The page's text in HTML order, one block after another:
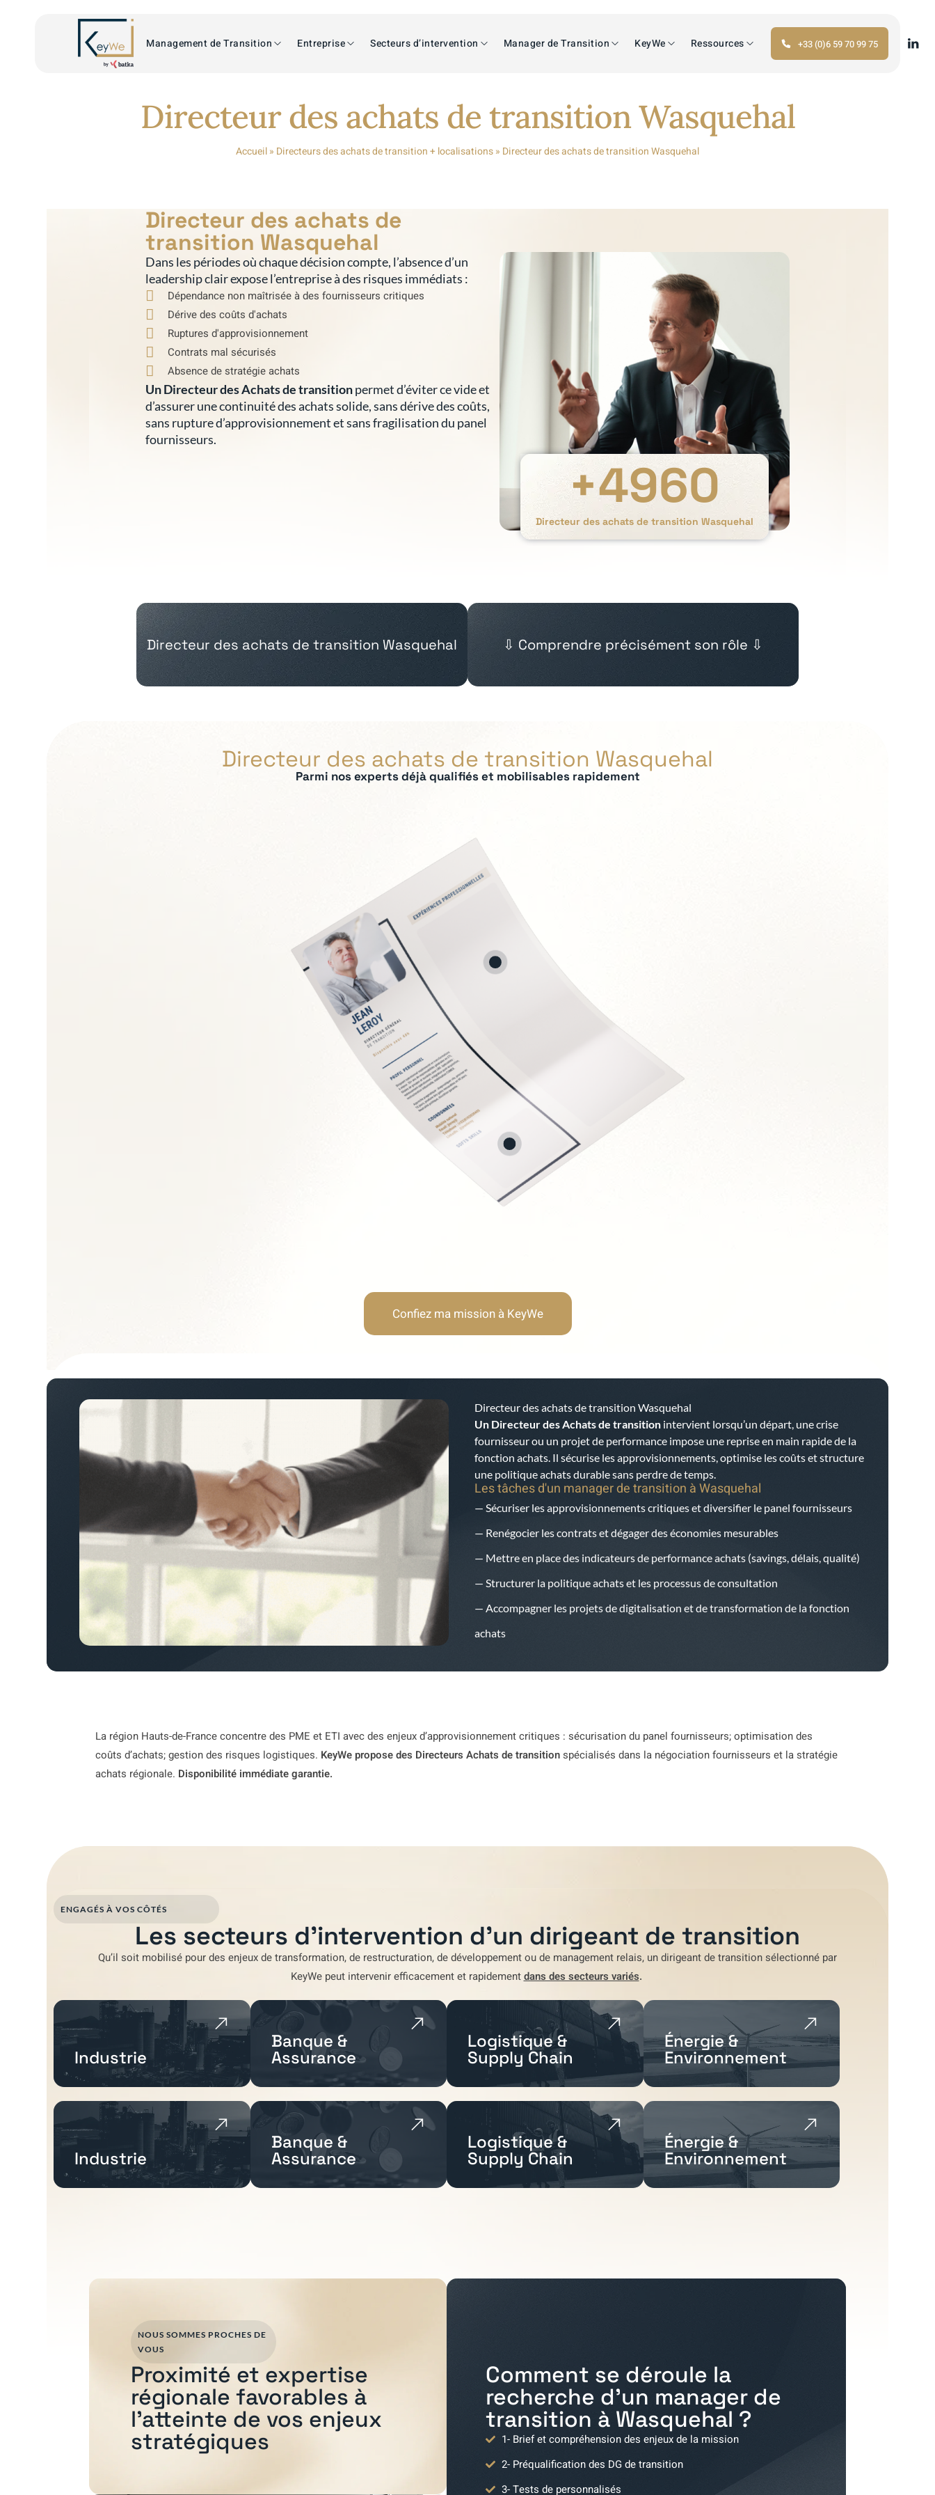
Management de Transition Entreprise Secteurs d’intervention Manager de Transition KeyWe Ressources +33 (0)6 59 70 99 75
Directeur des achats de transition Wasquehal
Accueil» Directeurs des achats de transition + localisations» Directeur des achats de transition Wasquehal
Directeur des achats de
transition Wasquehal
Dans les périodes où chaque décision compte, l’absence d’un
leadership clair expose l’entreprise à des risques immédiats :
Dépendance non maîtrisée à des fournisseurs critiques
Dérive des coûts d'achats
Ruptures d'approvisionnement
Contrats mal sécurisés
Absence de stratégie achats
Un Directeur des Achats de transitionpermet d’éviter ce vide et
d’assurer une continuité des achats solide, sans dérive des coûts,
sans rupture d’approvisionnement et sans fragilisation du panel
fournisseurs.
Directeur des achats de transition Wasquehal
+4960
Directeur des achats de transition Wasquehal ⇩ Comprendre précisément son rôle ⇩
Directeur des achats de transition Wasquehal
Parmi nos experts déjà qualifiés et mobilisables rapidement
Soft Skills recherchées :
Sens de la négociation et assertivité
Rigueur analytique et orientation coûts
Vision stratégique et long terme
Capacité à travailler en transversal
Stratégie achats et panel fournisseurs
Négociation et gestion des contrats
Achats directs et indirects
Gestion des risques fournisseurs
Performance achats et économies
Confiez ma mission à KeyWe
Directeur des achats de transition Wasquehal
Un Directeur des Achats de transition intervient lorsqu’un départ, une crise
fournisseur ou un projet de performance impose une reprise en main rapide de la
fonction achats. Il sécurise les approvisionnements, optimise les coûts et structure
une politique achats durable sans perdre de temps.
Les tâches d'un manager de transition àWasquehal
— Sécuriser les approvisionnements critiques et diversifier le panel fournisseurs
— Renégocier les contrats et dégager des économies mesurables
— Mettre en place des indicateurs de performance achats (savings, délais, qualité)
— Structurer la politique achats et les processus de consultation
— Accompagner les projets de digitalisation et de transformation de la fonction
achats
La région Hauts-de-France concentre des PME et ETI avec des enjeux d’approvisionnement critiques : sécurisation du panel fournisseurs; optimisation des
coûts d’achats; gestion des risques logistiques. KeyWe propose des Directeurs Achats de transition spécialisés dans la négociation fournisseurs et la stratégie
achats régionale. Disponibilité immédiate garantie.
ENGAGÉS À VOS CÔTÉS
Les secteurs d'intervention d'un dirigeant de transition
Qu’il soit mobilisé pourdes enjeux de transformation,de restructuration,de développementou de management relais, un dirigeant de transition sélectionné par
KeyWepeut intervenir efficacement et rapidementdans des secteurs variés.
Industrie
Banque &
Assurance
Logistique &
Supply Chain
Énergie &
Environnement
Industrie
Banque &
Assurance
Logistique &
Supply Chain
Énergie &
Environnement
Comment se déroule la
recherche d'un manager de
transition à Wasquehal ?
1- Brief et compréhension des enjeux de la mission
2- Préqualification des DG de transition
3- Tests de personnalisés
NOUS SOMMES PROCHES DE
VOUS
Proximité et expertise
régionale favorables à
l'atteinte de vos enjeux
stratégiques